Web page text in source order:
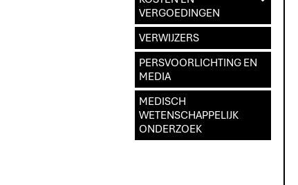
VERGOEDINGEN
VERWIJZERS
PERSVOORLICHTING EN
MEDIA
MEDISCH
WETENSCHAPPELIJK
ONDERZOEK